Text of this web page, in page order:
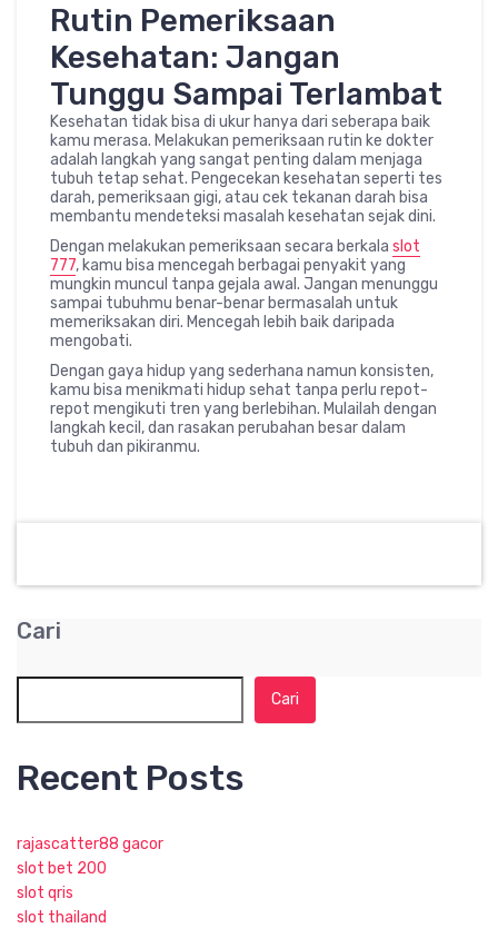
Rutin Pemeriksaan
Kesehatan: Jangan
Tunggu Sampai Terlambat
Kesehatan tidak bisa di ukur hanya dari seberapa baik
kamu merasa. Melakukan pemeriksaan rutin ke dokter
adalah langkah yang sangat penting dalam menjaga
tubuh tetap sehat. Pengecekan kesehatan seperti tes
darah, pemeriksaan gigi, atau cek tekanan darah bisa
membantu mendeteksi masalah kesehatan sejak dini.
Dengan melakukan pemeriksaan secara berkala slot
777, kamu bisa mencegah berbagai penyakit yang
mungkin muncul tanpa gejala awal. Jangan menunggu
sampai tubuhmu benar-benar bermasalah untuk
memeriksakan diri. Mencegah lebih baik daripada
mengobati.
Dengan gaya hidup yang sederhana namun konsisten,
kamu bisa menikmati hidup sehat tanpa perlu repot-
repot mengikuti tren yang berlebihan. Mulailah dengan
langkah kecil, dan rasakan perubahan besar dalam
tubuh dan pikiranmu.
Cari
Cari
Recent Posts
rajascatter88 gacor
slot bet 200
slot qris
slot thailand